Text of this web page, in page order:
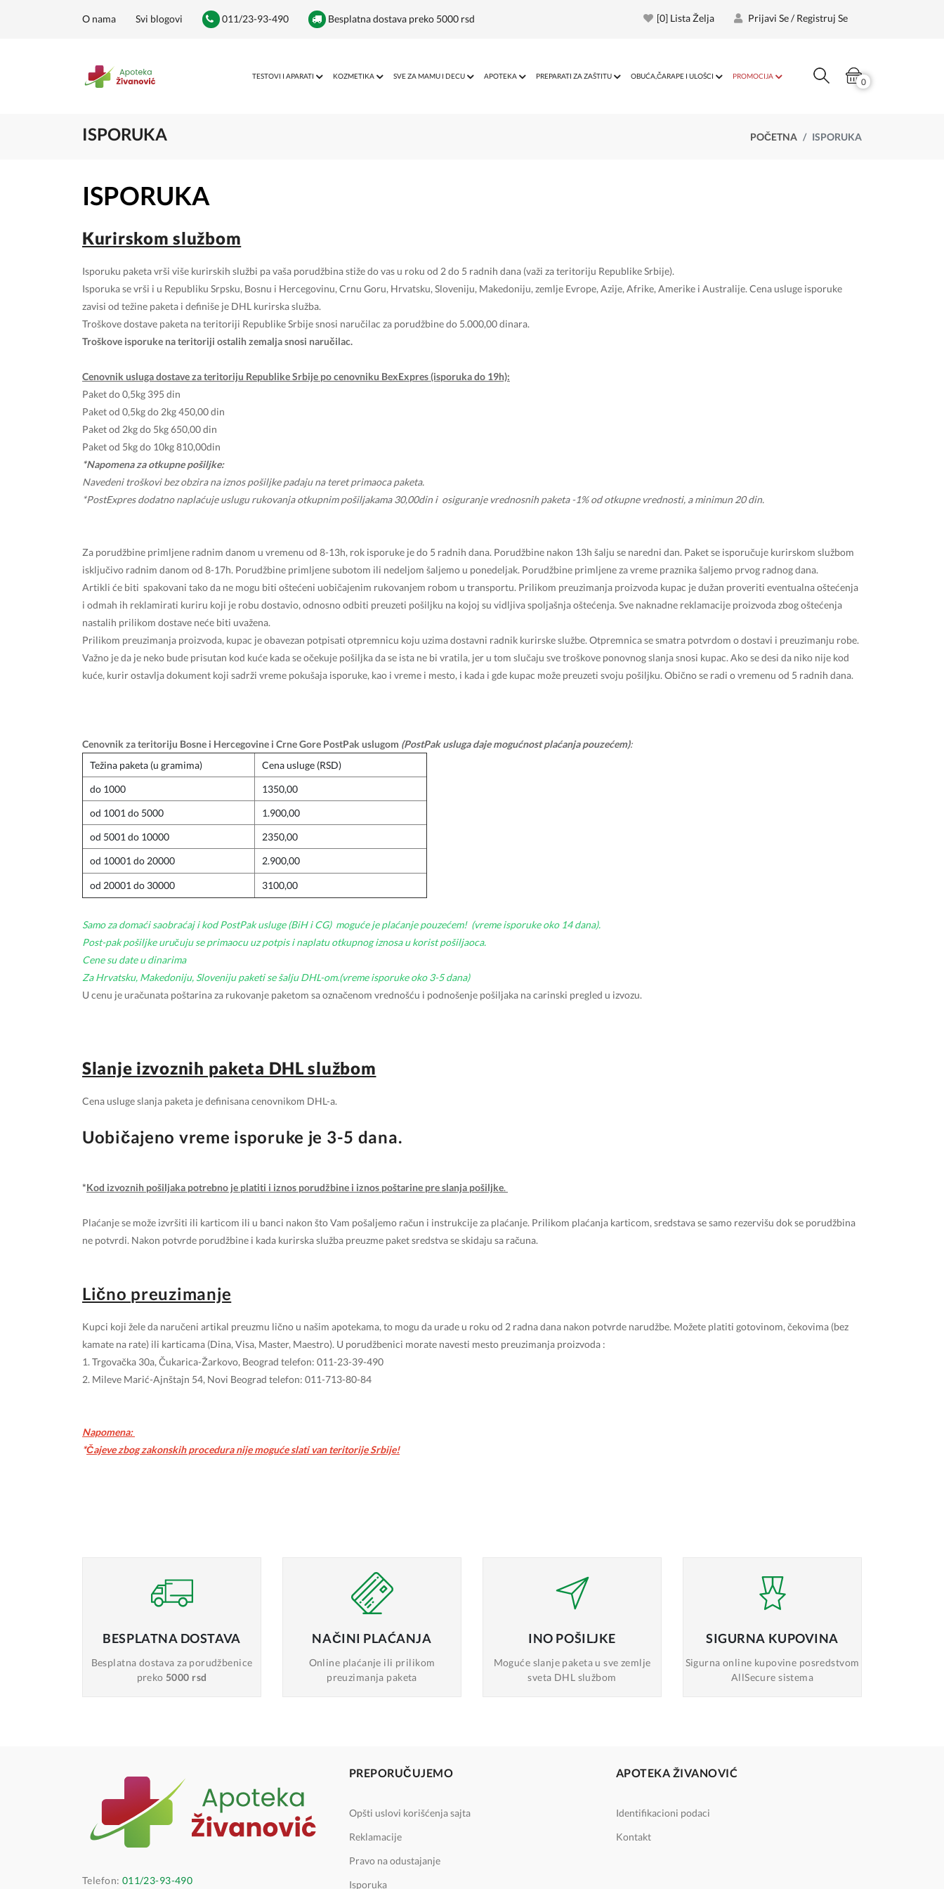
O nama Svi blogovi 011/23-93-490 Besplatna dostava preko 5000 rsd [0] Lista Želja Prijavi Se / Registruj Se
TESTOVI I APARATI KOZMETIKA SVE ZA MAMU I DECU APOTEKA PREPARATI ZA ZAŠTITU OBUĆA,ČARAPE I ULOŠCI PROMOCIJA
0
ISPORUKA POČETNA ISPORUKA
ISPORUKA
Kurirskom službom
Isporuku paketa vrši više kurirskih službi pa vaša porudžbina stiže do vas u roku od 2 do 5 radnih dana (važi za teritoriju Republike Srbije).
Isporuka se vrši i u Republiku Srpsku, Bosnu i Hercegovinu, Crnu Goru, Hrvatsku, Sloveniju, Makedoniju, zemlje Evrope, Azije, Afrike, Amerike i Australije. Cena usluge isporuke
zavisi od težine paketa i definiše je DHL kurirska služba.
Troškove dostave paketa na teritoriji Republike Srbije snosi naručilac za porudžbine do 5.000,00 dinara.
Troškove isporuke na teritoriji ostalih zemalja snosi naručilac.
Cenovnik usluga dostave za teritoriju Republike Srbije po cenovniku BexExpres (isporuka do 19h):
Paket do 0,5kg 395 din
Paket od 0,5kg do 2kg 450,00 din
Paket od 2kg do 5kg 650,00 din
Paket od 5kg do 10kg 810,00din
*Napomena za otkupne pošiljke:
Navedeni troškovi bez obzira na iznos pošiljke padaju na teret primaoca paketa.
*PostExpres dodatno naplaćuje uslugu rukovanja otkupnim pošiljakama 30,00din i osiguranje vrednosnih paketa -1% od otkupne vrednosti, a minimun 20 din.
Za porudžbine primljene radnim danom u vremenu od 8-13h, rok isporuke je do 5 radnih dana. Porudžbine nakon 13h šalju se naredni dan. Paket se isporučuje kurirskom službom
isključivo radnim danom od 8-17h. Porudžbine primljene subotom ili nedeljom šaljemo u ponedeljak. Porudžbine primljene za vreme praznika šaljemo prvog radnog dana.
Artikli će biti spakovani tako da ne mogu biti oštećeni uobičajenim rukovanjem robom u transportu. Prilikom preuzimanja proizvoda kupac je dužan proveriti eventualna oštećenja
i odmah ih reklamirati kuriru koji je robu dostavio, odnosno odbiti preuzeti pošiljku na kojoj su vidljiva spoljašnja oštećenja. Sve naknadne reklamacije proizvoda zbog oštećenja
nastalih prilikom dostave neće biti uvažena.
Prilikom preuzimanja proizvoda, kupac je obavezan potpisati otpremnicu koju uzima dostavni radnik kurirske službe. Otpremnica se smatra potvrdom o dostavi i preuzimanju robe.
Važno je da je neko bude prisutan kod kuće kada se očekuje pošiljka da se ista ne bi vratila, jer u tom slučaju sve troškove ponovnog slanja snosi kupac. Ako se desi da niko nije kod
kuće, kurir ostavlja dokument koji sadrži vreme pokušaja isporuke, kao i vreme i mesto, i kada i gde kupac može preuzeti svoju pošiljku. Obično se radi o vremenu od 5 radnih dana.
Cenovnik za teritoriju Bosne i Hercegovine i Crne Gore PostPak uslugom (PostPak usluga daje mogućnost plaćanja pouzećem):
Težina paketa (u gramima)
Cena usluge (RSD)
do 1000
1350,00
od 1001 do 5000
1.900,00
od 5001 do 10000
2350,00
od 10001 do 20000
2.900,00
od 20001 do 30000 3100,00
Samo za domaći saobraćaj i kod PostPak usluge (BiH i CG) moguće je plaćanje pouzećem! (vreme isporuke oko 14 dana).
Post-pak pošiljke uručuju se primaocu uz potpis i naplatu otkupnog iznosa u korist pošiljaoca.
Cene su date u dinarima
Za Hrvatsku, Makedoniju, Sloveniju paketi se šalju DHL-om.(vreme isporuke oko 3-5 dana)
U cenu je uračunata poštarina za rukovanje paketom sa označenom vrednošću i podnošenje pošiljaka na carinski pregled u izvozu.
Slanje izvoznih paketa DHL službom
Cena usluge slanja paketa je definisana cenovnikom DHL-a.
Uobičajeno vreme isporuke je 3-5 dana.
*Kod izvoznih pošiljaka potrebno je platiti i iznos porudžbine i iznos poštarine pre slanja pošiljke.
Plaćanje se može izvršiti ili karticom ili u banci nakon što Vam pošaljemo račun i instrukcije za plaćanje. Prilikom plaćanja karticom, sredstava se samo rezervišu dok se porudžbina
ne potvrdi. Nakon potvrde porudžbine i kada kurirska služba preuzme paket sredstva se skidaju sa računa.
Lično preuzimanje
Kupci koji žele da naručeni artikal preuzmu lično u našim apotekama, to mogu da urade u roku od 2 radna dana nakon potvrde narudžbe. Možete platiti gotovinom, čekovima (bez
kamate na rate) ili karticama (Dina, Visa, Master, Maestro). U porudžbenici morate navesti mesto preuzimanja proizvoda :
1. Trgovačka 30a, Čukarica-Žarkovo, Beograd telefon: 011-23-39-490
2. Mileve Marić-Ajnštajn 54, Novi Beograd telefon: 011-713-80-84
Napomena:
*Čajeve zbog zakonskih procedura nije moguće slati van teritorije Srbije!
BESPLATNA DOSTAVA
Besplatna dostavaza porudžbenice
preko 5000 rsd
NAČINI PLAĆANJA
Online plaćanje ili prilikom
preuzimanja paketa
INO POŠILJKE
Moguće slanje paketa u sve zemlje
sveta DHL službom
SIGURNA KUPOVINA
Sigurna online kupovine posredstvom
AllSecure sistema
Telefon: 011/23-93-490
PREPORUČUJEMO
Opšti uslovi korišćenja sajta
Reklamacije
Pravo na odustajanje
Isporuka
APOTEKA ŽIVANOVIĆ
Identifikacioni podaci
Kontakt